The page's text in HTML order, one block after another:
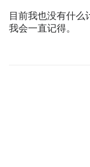
目前我也没有什么
我会一直记得。